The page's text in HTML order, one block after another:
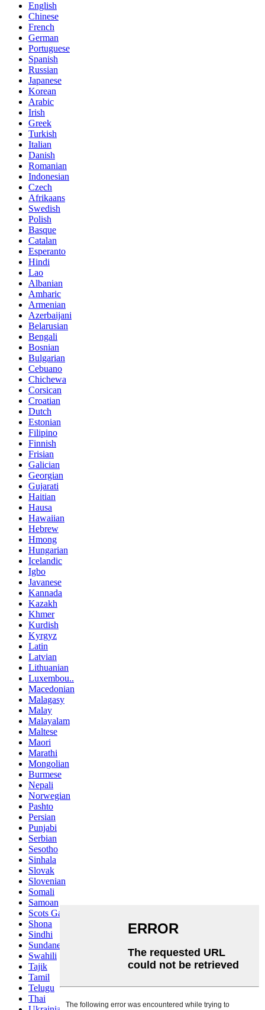
English
Chinese
French
German
Portuguese
Spanish
Russian
Japanese
Korean
Arabic
Irish
Greek
Turkish
Italian
Danish
Romanian
Indonesian
Czech
Afrikaans
Swedish
Polish
Basque
Catalan
Esperanto
Hindi
Lao
Albanian
Amharic
Armenian
Azerbaijani
Belarusian
Bengali
Bosnian
Bulgarian
Cebuano
Chichewa
Corsican
Croatian
Dutch
Estonian
Filipino
Finnish
Frisian
Galician
Georgian
Gujarati
Haitian
Hausa
Hawaiian
Hebrew
Hmong
Hungarian
Icelandic
Igbo
Javanese
Kannada
Kazakh
Khmer
Kurdish
Kyrgyz
Latin
Latvian
Lithuanian
Luxembou..
Macedonian
Malagasy
Malay
Malayalam
Maltese
Maori
Marathi
Mongolian
Burmese
Nepali
Norwegian
Pashto
Persian
Punjabi
Serbian
Sesotho
Sinhala
Slovak
Slovenian
Somali
Samoan
Scots Gaelic
Shona
Sindhi
Sundanese
Swahili
Tajik
Tamil
Telugu
Thai